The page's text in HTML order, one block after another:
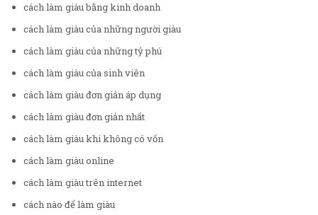
cách làm giàu bằng kinh doanh
cách làm giàu của những người giàu
cách làm giàu của những tỷ phú
cách làm giàu của sinh viên
cách làm giàu đơn giản áp dụng
cách làm giàu đơn giản nhất
cách làm giàu khi không có vốn
cách làm giàu online
cách làm giàu trên internet
cách nào để làm giàu